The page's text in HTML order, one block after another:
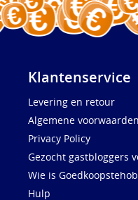
Klantenservice
Levering en retour
Algemene voorwaarden
Privacy Policy
Gezocht gastbloggers
Wie is
Hulp